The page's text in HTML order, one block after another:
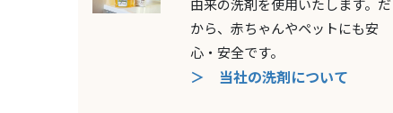
由来の洗剤を使用いたします。だ
から、赤ちゃんやペットにも安
心・安全です。
＞ 当社の洗剤について